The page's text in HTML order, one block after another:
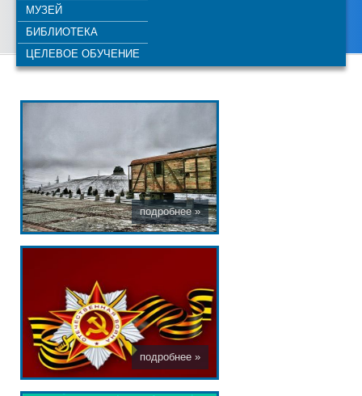
МУЗЕЙ
БИБЛИОТЕКА
ЦЕЛЕВОЕ ОБУЧЕНИЕ